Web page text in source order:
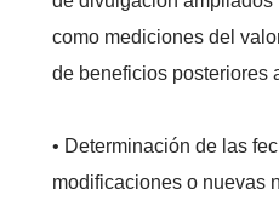
como mediciones del
de beneficios posteriores
• Determinación de las
modificaciones o nuevas